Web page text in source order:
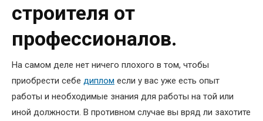
строителя от
профессионалов.
На самом деле нет ничего плохого в том, чтобы
приобрести себе диплом если у вас уже есть опыт
работы и необходимые знания для работы на той или
иной должности. В противном случае вы вряд ли захотите